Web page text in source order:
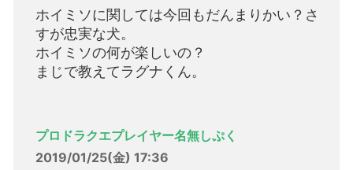
ホイミソに関しては今回もだんまりかい？さ
すが忠実な犬。
ホイミソの何が楽しいの？
まじで教えてラグナくん。
プロドラクエプレイヤー名無しぷく
2019/01/25(金) 17:36